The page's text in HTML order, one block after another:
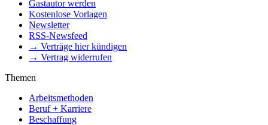
Gastautor werden
Kostenlose Vorlagen
Newsletter
RSS-Newsfeed
→ Verträge hier kündigen
→ Vertrag widerrufen
Themen
Arbeitsmethoden
Beruf + Karriere
Beschaffung